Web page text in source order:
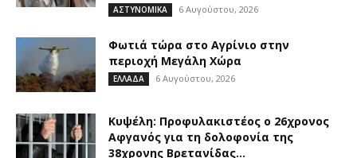
ΑΣΤΥΝΟΜΙΚΑ 6 Αυγούστου, 2026
Φωτιά τώρα στο Αγρίνιο στην
περιοχή Μεγάλη Χώρα
ΕΛΛΑΔΑ 6 Αυγούστου, 2026
Κυψέλη: Προφυλακιστέος ο 26χρονος
Αφγανός για τη δολοφονία της
38χρονης Βρετανίδας...